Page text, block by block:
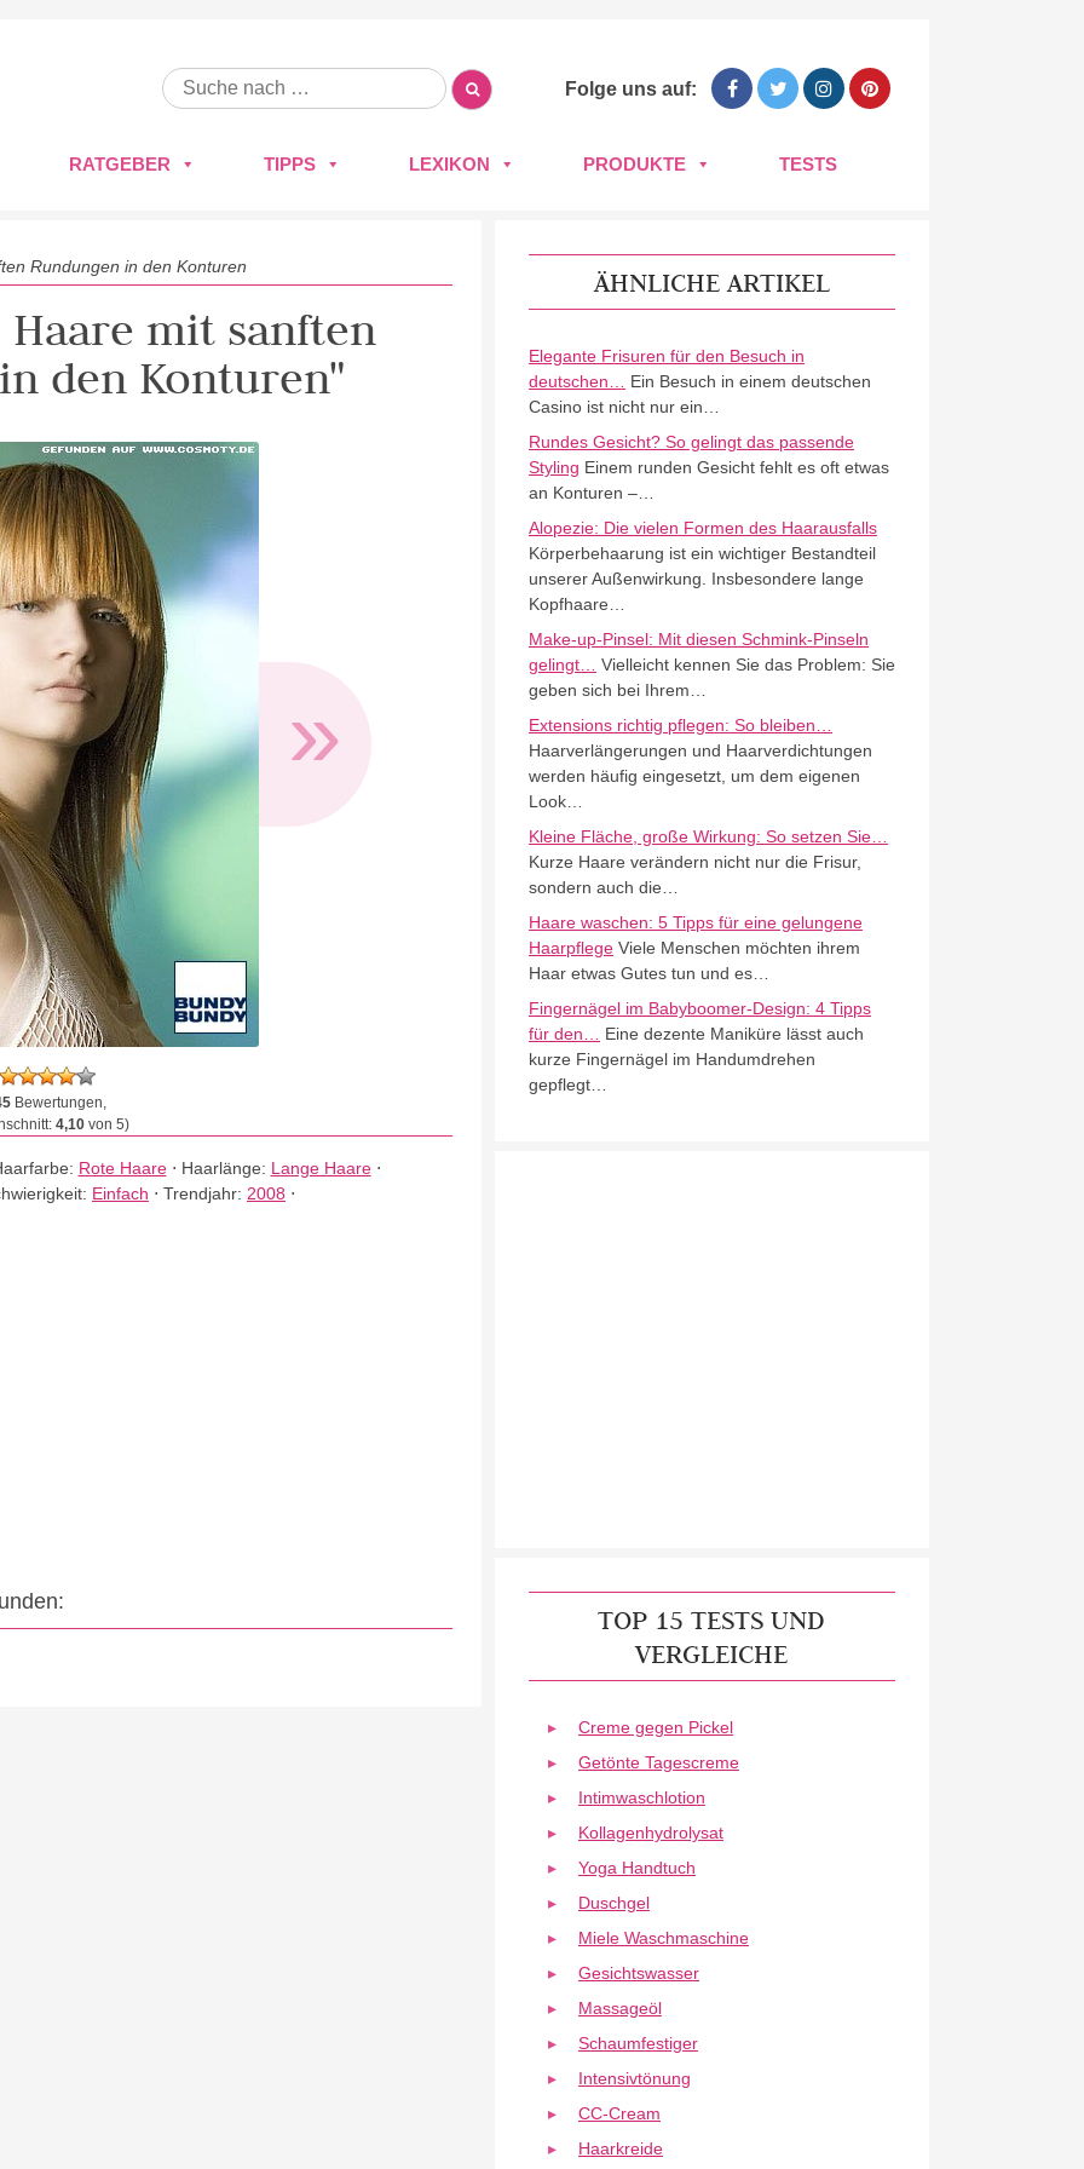
Folge uns auf:
RATGEBER TIPPS LEXIKON PRODUKTE TESTS
Rundungen in den Konturen
mit sanften
den Konturen"
»
Bewertungen,
4,10von 5)
Rote Haare⋅ Haarlänge: Lange Haare⋅
Einfach ⋅Trendjahr: 2008 ⋅
ÄHNLICHE ARTIKEL
Elegante Frisuren für den Besuch in
deutschen…
Ein Besuch in einem deutschen
Casino ist nicht nur ein…
Rundes Gesicht? So gelingt das passende
Styling Einem runden Gesicht fehlt es oft etwas
an Konturen –…
Alopezie: Die vielen Formen des Haarausfalls
Körperbehaarung ist ein wichtiger Bestandteil
unserer Außenwirkung. Insbesondere lange
Kopfhaare…
Make-up-Pinsel: Mit diesen Schmink-Pinseln
gelingt…
Vielleicht kennen Sie das Problem: Sie
geben sich bei Ihrem…
Extensions richtig pflegen: So bleiben…
Haarverlängerungen und Haarverdichtungen
werden häufig eingesetzt, um dem eigenen
Look…
Kleine Fläche, große Wirkung: So setzen Sie…
Kurze Haare verändern nicht nur die Frisur,
sondern auch die…
Haare waschen: 5 Tipps für eine gelungene
HaarpflegeViele Menschen möchten ihrem
Haar etwas Gutes tun und es…
Fingernägel im Babyboomer-Design: 4 Tipps
für den…
Eine dezente Maniküre lässt auch
kurze Fingernägel im Handumdrehen
gepflegt…
TOP 15 TESTS UND
VERGLEICHE
Creme gegen Pickel
Getönte Tagescreme
Intimwaschlotion
Kollagenhydrolysat
Yoga Handtuch
Duschgel
Miele Waschmaschine
Gesichtswasser
Massageöl
Schaumfestiger
Intensivtönung
CC-Cream
Haarkreide